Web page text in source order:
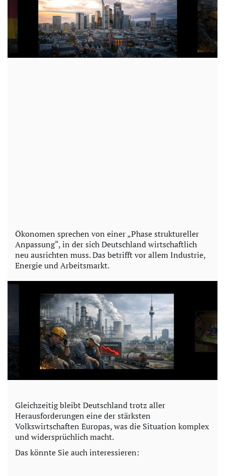
Ökonomen sprechen von einer „Phase struktureller
Anpassung“, in der sich Deutschland wirtschaftlich
neu ausrichten muss. Das betrifft vor allem Industrie,
Energie und Arbeitsmarkt.
Gleichzeitig bleibt Deutschland trotz aller
Herausforderungen eine der stärksten
Volkswirtschaften Europas, was die Situation komplex
und widersprüchlich macht.
Das könnte Sie auch interessieren: